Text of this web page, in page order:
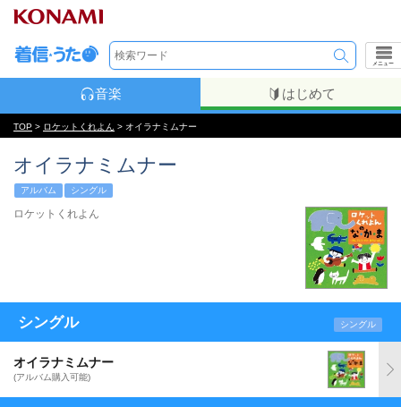
メニュー
音楽 はじめて
TOP > ロケットくれよん > オイラナミムナー
オイラナミムナー
アルバム シングル
ロケットくれよん
シングル シングル
オイラナミムナー
(アルバム購入可能)